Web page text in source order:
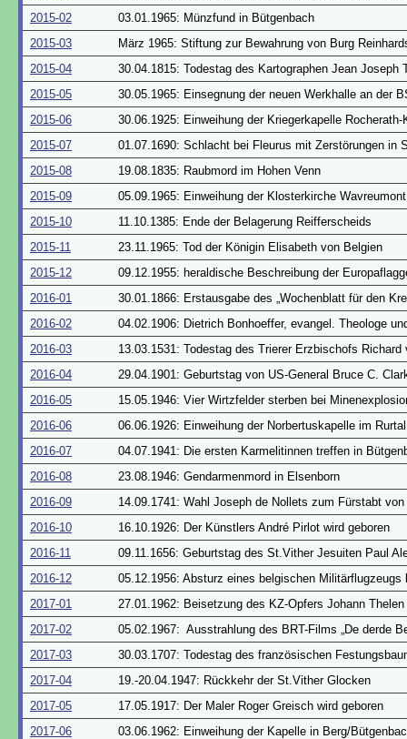
2015-02
03.01.1965: Münzfund in Bütgenbach
2015-03
März 1965: Stiftung zur Bewahrung von Burg
2015-04
30.04.1815: Todestag des Kartographen Jean Joseph
2015-05
30.05.1965: Einsegnung der neuen Werkhalle an der
2015-06
30.06.1925: Einweihung der Kriegerkapelle Rocherath-
2015-07
01.07.1690: Schlacht bei Fleurus mit Zerstörungen in
2015-08
19.08.1835: Raubmord im Hohen Venn
2015-09
05.09.1965: Einweihung der Klosterkirche Wavreumont
2015-10
11.10.1385: Ende der Belagerung Reifferscheids
2015-11
23.11.1965: Tod der Königin Elisabeth von Belgien
2015-12
09.12.1955: heraldische Beschreibung der
2016-01
30.01.1866: Erstausgabe des „Wochenblatt für den
2016-02
04.02.1906: Dietrich Bonhoeffer, evangel. Theologe
2016-03
13.03.1531: Todestag des Trierer Erzbischofs Richard
2016-04
29.04.1901: Geburtstag von US-General Bruce C.
2016-05
15.05.1946: Vier Wirtzfelder sterben bei
2016-06
06.06.1926: Einweihung der Norbertuskapelle im
2016-07
04.07.1941: Die ersten Karmelitinnen treffen in
2016-08
23.08.1946: Gendarmenmord in Elsenborn
2016-09
14.09.1741: Wahl Joseph de Nollets zum Fürstabt
2016-10
16.10.1926: Der Künstlers André Pirlot wird geboren
2016-11
09.11.1656: Geburtstag des St.Vither Jesuiten Paul
2016-12
05.12.1956: Absturz eines belgischen Militärflugzeugs
2017-01
27.01.1962: Beisetzung des KZ-Opfers Johann
2017-02
05.02.1967: Ausstrahlung des BRT-Films „De derde
2017-03
30.03.1707: Todestag des französischen
2017-04
19.-20.04.1947: Rückkehr der St.Vither Glocken
2017-05
17.05.1917: Der Maler Roger Greisch wird geboren
2017-06
03.06.1962: Einweihung der Kapelle in Berg/